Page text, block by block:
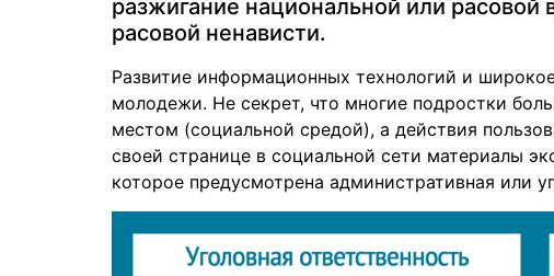
разжигание национальной или
расовой ненависти.
Развитие информационных технологий и
молодежи. Не секрет, что многие подростки
местом (социальной средой), а действия
своей странице в социальной сети материалы
которое предусмотрена административная или